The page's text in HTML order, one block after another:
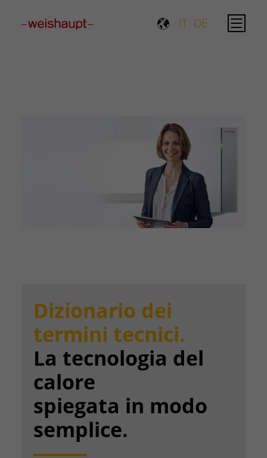
IT DE
Dizionario dei
termini tecnici.
La tecnologia del
calore
spiegata in modo
semplice.